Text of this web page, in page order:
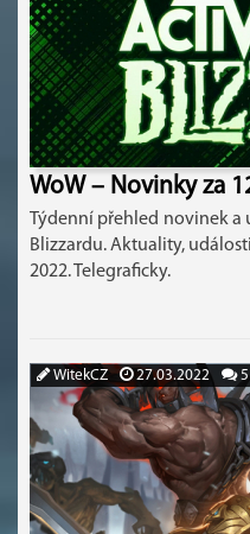
WoW – Novinky za
Týdenní přehled novinek a
Blizzardu. Aktuality,
2022. Telegraficky.
WitekCZ 27.03.2022 5